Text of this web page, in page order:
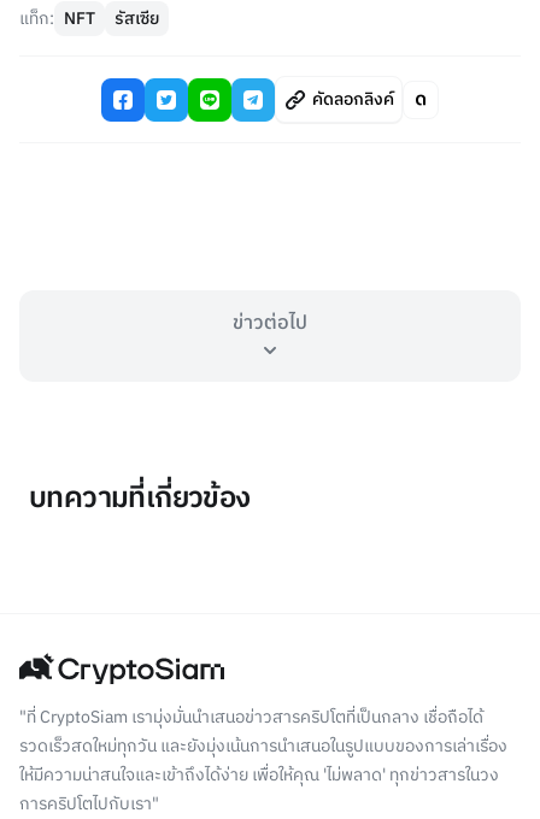
แท็ก: NFT รัสเซีย
คัดลอกลิงค์
ข่าวต่อไป
บทความที่เกี่ยวข้อง
"ที่ CryptoSiam เรามุ่งมั่นนำเสนอข่าวสารคริปโตที่เป็นกลาง เชื่อถือได้
รวดเร็วสดใหม่ทุกวัน และยังมุ่งเน้นการนำเสนอในรูปแบบของการเล่าเรื่อง
ให้มีความน่าสนใจและเข้าถึงได้ง่าย เพื่อให้คุณ 'ไม่พลาด' ทุกข่าวสารในวง
การคริปโตไปกับเรา"